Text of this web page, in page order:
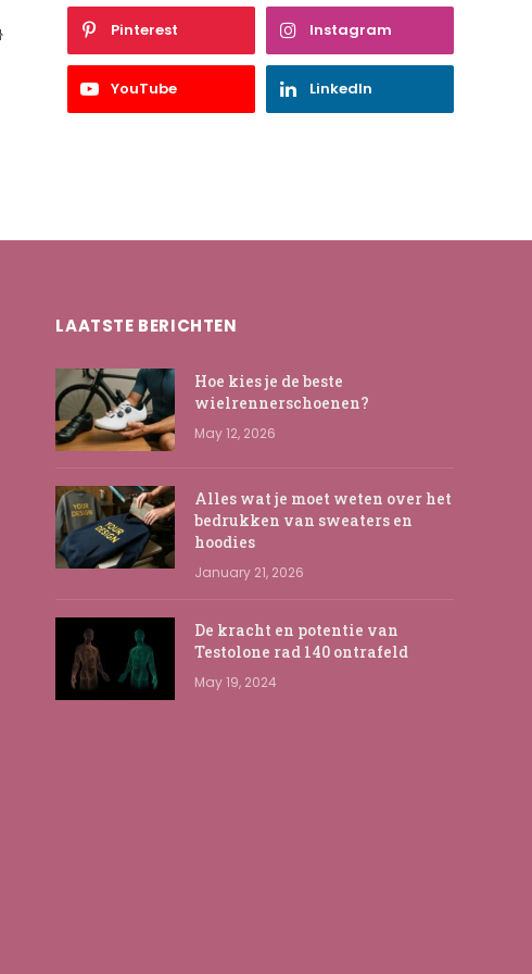
Website Pinterest Instagram
YouTube LinkedIn
LAATSTE BERICHTEN
Hoe kies je de beste
wielrennerschoenen?
May 12, 2026
Alles wat je moet weten over het
bedrukken van sweaters en
hoodies
January 21, 2026
De kracht en potentie van
Testolone rad 140 ontrafeld
May 19, 2024